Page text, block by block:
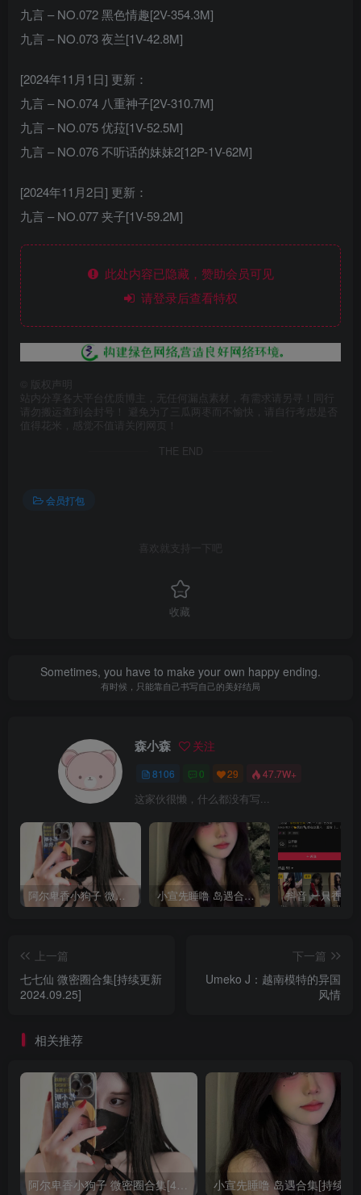
九言 – NO.072 黑色情趣[2V-354.3M]
九言 – NO.073 夜兰[1V-42.8M]
[2024年11月1日] 更新：
九言 – NO.074 八重神子[2V-310.7M]
九言 – NO.075 优菈[1V-52.5M]
九言 – NO.076 不听话的妹妹2[12P-1V-62M]
[2024年11月2日] 更新：
九言 – NO.077 夹子[1V-59.2M]
此处内容已隐藏，赞助会员可见
请登录后查看特权
版权声明
站内分享各大平台优质博主，无任何漏点素材，有需求请另寻！同行
请勿搬运查到会封号！ 避免为了三瓜两枣而不愉快，请自行考虑是否
值得花米，感觉不值请关闭网页！
THE END
会员打包
喜欢就支持一下吧
收藏
Sometimes, you have to make your own happy ending.
有时候，只能靠自己书写自己的美好结局
森小森 关注
8106 0 29 47.7W+
这家伙很懒，什么都没有写...
阿尔卑香小狗子 微密圈合集[40套][持续更新2023.12.14] 小宣先睡噜 岛遇合集[持续更新2025.08.27]
上一篇
七七仙 微密圈合集[持续更新
2024.09.25]
下一篇
Umeko J：越南模特的异国
风情
相关推荐